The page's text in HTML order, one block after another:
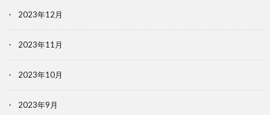
2023年12月
2023年11月
2023年10月
2023年9月